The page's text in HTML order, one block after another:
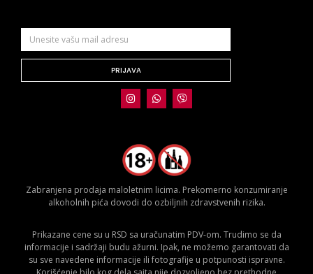
PRIJAVA
Zabranjena prodaja maloletnim licima. Prekomerno konzumiranje
alkoholnih pića dovodi do ozbiljnih zdravstvenih rizika.
Prikazane cene su u RSD sa uračunatim PDV-om. Trudimo se da
informacije i sadržaji budu ažurni. Ipak, ne možemo garantovati da
su sve navedene informacije ili fotografije u potpunosti ispravne.